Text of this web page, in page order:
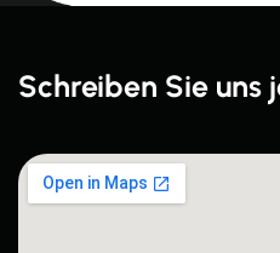
Schreiben Sie uns